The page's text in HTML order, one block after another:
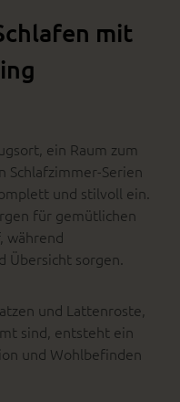
mit
ein Raum zum
Schlafzimmer-Serien
und stilvoll ein.
für gemütlichen
während
Übersicht sorgen.
und Lattenroste,
sind, entsteht ein
und Wohlbefinden